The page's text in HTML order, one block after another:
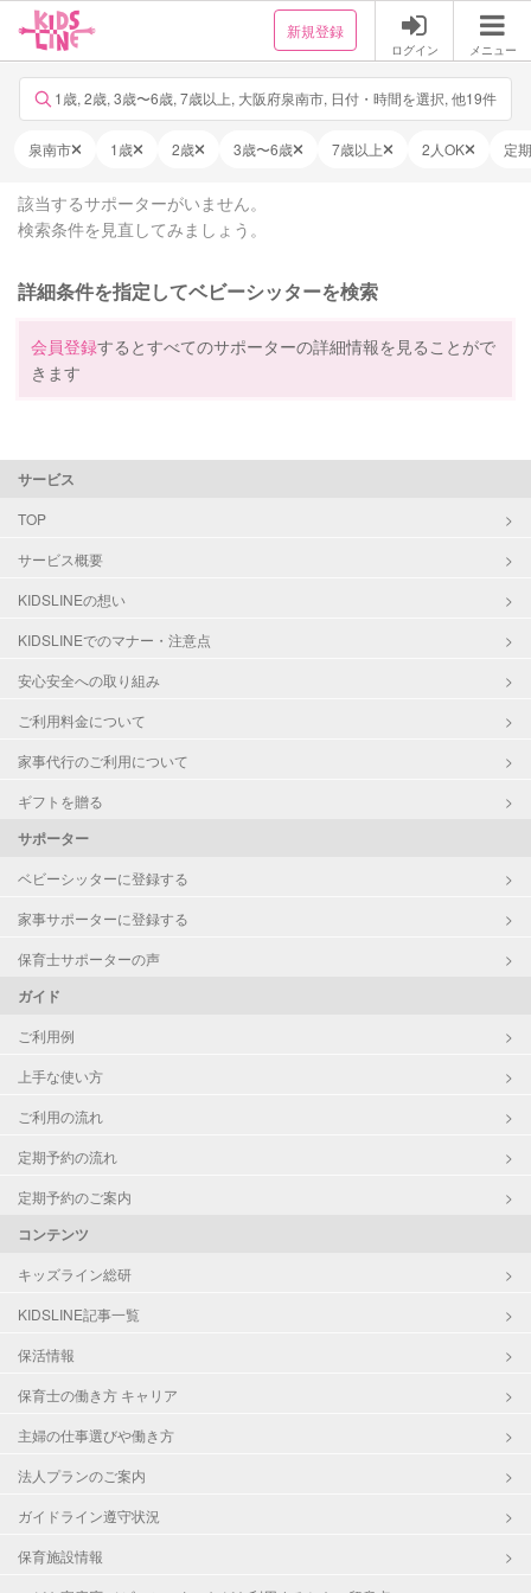
新規登録
ログイン メニュー
1歳, 2歳, 3歳〜6歳, 7歳以上, 大阪府泉南市, 日付・時間を選択, 他19件
泉南市 1歳 2歳 3歳〜6歳 7歳以上 2人OK 定
該当するサポーターがいません。
検索条件を見直してみましょう。
詳細条件を指定してベビーシッターを検索
会員登録するとすべてのサポーターの詳細情報を見ることがで
きます
サービス
TOP
サービス概要
KIDSLINEの想い
KIDSLINEでのマナー・注意点
安心安全への取り組み
ご利用料金について
家事代行のご利用について
ギフトを贈る
サポーター
ベビーシッターに登録する
家事サポーターに登録する
保育士サポーターの声
ガイド
ご利用例
上手な使い方
ご利用の流れ
定期予約の流れ
定期予約のご案内
コンテンツ
キッズライン総研
KIDSLINE記事一覧
保活情報
保育士の働き方 キャリア
主婦の仕事選びや働き方
法人プランのご案内
ガイドライン遵守状況
保育施設情報